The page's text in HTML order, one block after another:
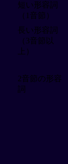
短い形容詞
（1音節）
長い形容詞
（3音節以
上）
2音節の形容
詞